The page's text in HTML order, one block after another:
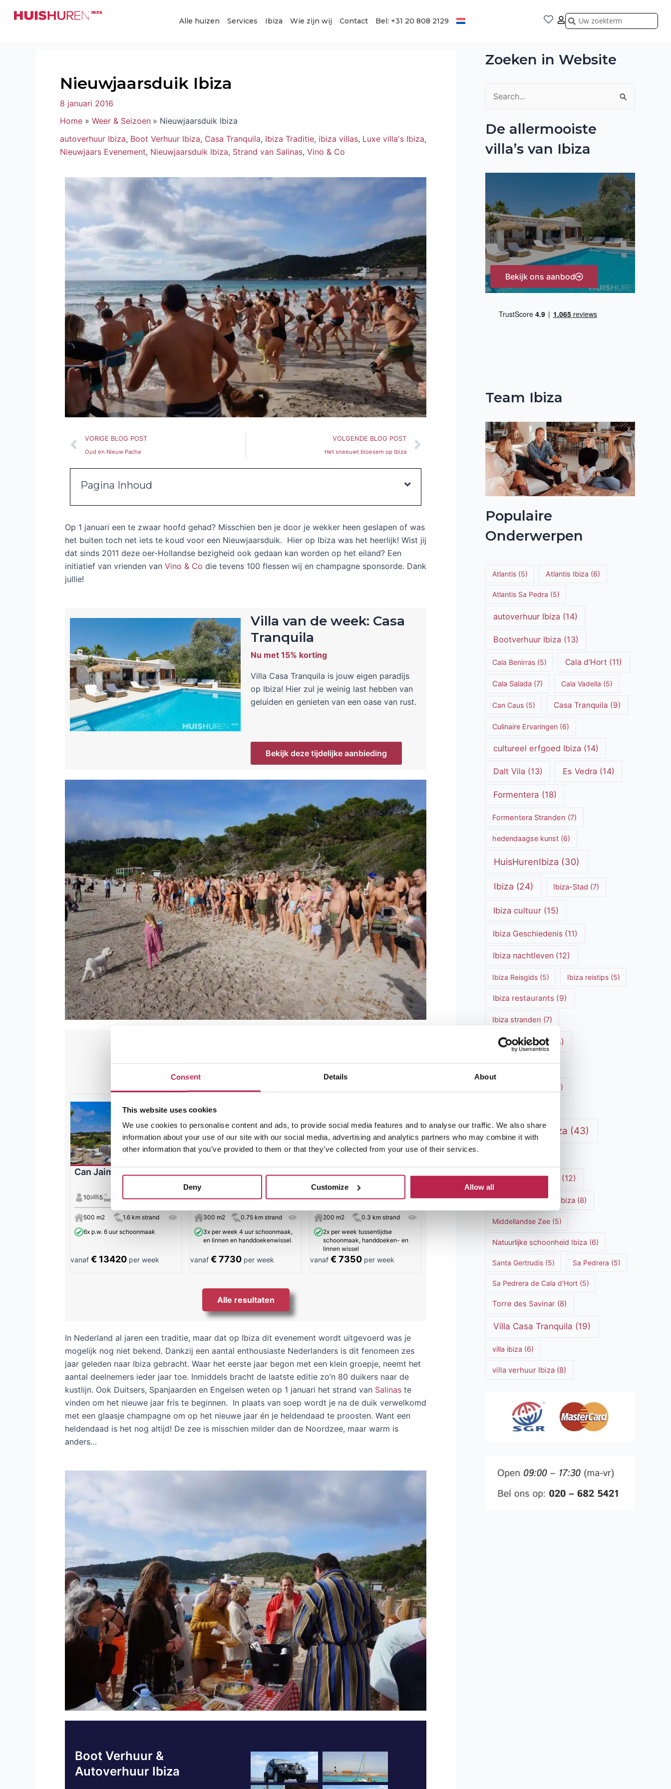
Consent Details About
This website uses cookies
We use cookies to personalise content and ads, to provide social media features and to analyse our traffic. We also share
information about your use of our site with our social media, advertising and analytics partners who may combine it with
other information that you’ve provided to them or that they’ve collected from your use of their services.
Deny Customize Allow all
naar
Alle huizen Services Ibiza Wie zijn wij Contact Bel: +31 20 808 2129 Zoeken
Zoeken
Nieuwjaarsduik Ibiza
8 januari 2016
Home
Weer & Seizoen
Nieuwjaarsduik Ibiza
autoverhuur Ibiza, Boot Verhuur Ibiza, Casa Tranquila, Ibiza Traditie, ibiza villas, Luxe villa's Ibiza,
Nieuwjaars Evenement, Nieuwjaarsduik Ibiza, Strand van Salinas, Vino & Co
Vorige
VORIGE BLOG POST
Oud en Nieuw Pacha
VOLGENDE BLOG POST
Het sneeuwt bloesem op Ibiza
Volgende
Pagina Inhoud
Op 1 januari een te zwaar hoofd gehad? Misschien ben je door je wekker heen geslapen of was
het buiten toch net iets te koud voor een Nieuwjaarsduik. Hier op Ibiza was het heerlijk! Wist jij
dat sinds 2011 deze oer-Hollandse bezigheid ook gedaan kan worden op het eiland? Een
initiatief van vrienden van Vino & Co die tevens 100 flessen wij en champagne sponsorde. Dank
jullie!
Villa van de week: Casa
Tranquila
Nu met 15% korting
Villa Casa Tranquila is jouw eigen paradijs
op Ibiza! Hier zul je weinig last hebben van
geluiden en genieten van een oase van rust.
Bekijk deze tijdelijke aanbieding
Aanbevolen Ibiza Villa’s
Can Jaime | Cala Conta
10 5
500 m2
1.6 km strand
6x p.w. 6 uur schoonmaak
vanaf € 13420 per week
Can Vicky | Cala Llenya
10 5 5
300 m2
0.75 km strand
3x per week 4 uur schoonmaak,
en linnen en handdoekenwissel.
vanaf € 7730 per week
La Consolida | Cala
Carbo
9 4 4
200 m2
0.3 km strand
2x per week tussentijdse
schoonmaak, handdoeken- en
linnen wissel
vanaf € 7350 per week
Alle resultaten
In Nederland al jaren een traditie, maar dat op Ibiza dit evenement wordt uitgevoerd was je
mogelijk nog niet bekend. Dankzij een aantal enthousiaste Nederlanders is dit fenomeen zes
jaar geleden naar Ibiza gebracht. Waar het eerste jaar begon met een klein groepje, neemt het
aantal deelnemers ieder jaar toe. Inmiddels bracht de laatste editie zo’n 80 duikers naar de
kustlijn. Ook Duitsers, Spanjaarden en Engelsen weten op 1 januari het strand van Salinas te
vinden om het nieuwe jaar fris te beginnen. In plaats van soep wordt je na de duik verwelkomd
met een glaasje champagne om op het nieuwe jaar én je heldendaad te proosten. Want een
heldendaad is het nog altijd! De zee is misschien milder dan de Noordzee, maar warm is
anders…
Boot Verhuur &
Autoverhuur Ibiza
navigatie
Zoeken in Website
e
k
r
:
De allermooiste
villa’s van Ibiza
Bekijk ons aanbod
Team Ibiza
Populaire
Onderwerpen
Atlantis(5) Atlantis Ibiza (6)
Atlantis Sa Pedra (5)
autoverhuur Ibiza (14)
Bootverhuur Ibiza (13)
Cala Benirras(5) Cala d'Hort (11)
Cala Salada (7) Cala Vadella (5)
Can Caus(5) Casa Tranquila (9)
Culinaire Ervaringen(6)
cultureel erfgoed Ibiza (14)
Dalt Vila (13) Es Vedra (14)
Formentera (18)
Formentera Stranden (7)
hedendaagse kunst(6)
HuisHurenIbiza (30)
Ibiza (24) Ibiza-Stad (7)
Ibiza cultuur(15)
Ibiza Geschiedenis (11)
Ibiza nachtleven (12)
Ibiza Reisgids(5) Ibiza reistips(5)
Ibiza restaurants(9)
Ibiza stranden (7)
ibiza vakantie(14)
(6)
Luxe villa's Ibiza (43)
Luxe Villa Verhuur (12)
Luxe Villa Verhuur Ibiza (8)
Middellandse Zee(5)
Natuurlijke schoonheid Ibiza (6)
Santa Gertrudis(5) Sa Pedrera (5)
Sa Pedrera de Cala d'Hort(5)
Torre des Savinar (8)
Villa Casa Tranquila (19)
villa ibiza (6)
villa verhuur Ibiza (8)